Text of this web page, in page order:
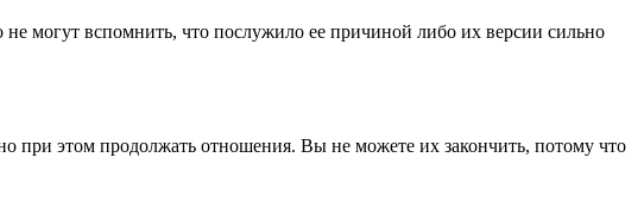
могут вспомнить, что послужило ее причиной либо их версии сильно
при этом продолжать отношения. Вы не можете их закончить, потому что